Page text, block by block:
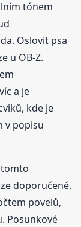
tónem
Oslovit psa
u OB-Z.
a je
kde je
v popisu
tomto
doporučené.
povelů,
Posunkové